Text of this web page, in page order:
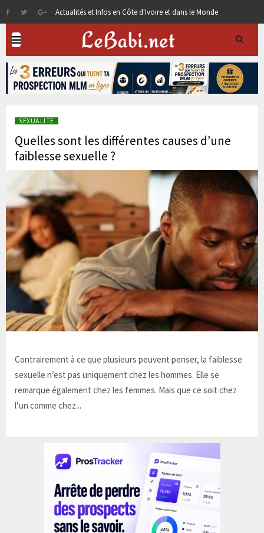
Actualités et Infos en Côte d'Ivoire et dans le Monde
SEXUALITE
Quelles sont les différentes causes d’une
faiblesse sexuelle ?
Contrairement à ce que plusieurs peuvent penser, la faiblesse
sexuelle n’est pas uniquement chez les hommes. Elle se
remarque également chez les femmes. Mais que ce soit chez
l’un comme chez...